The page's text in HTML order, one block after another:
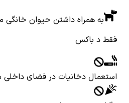
به همراه داشتن حیوان خانگی
فقط د باکس
استعمال دخانیات در فضای